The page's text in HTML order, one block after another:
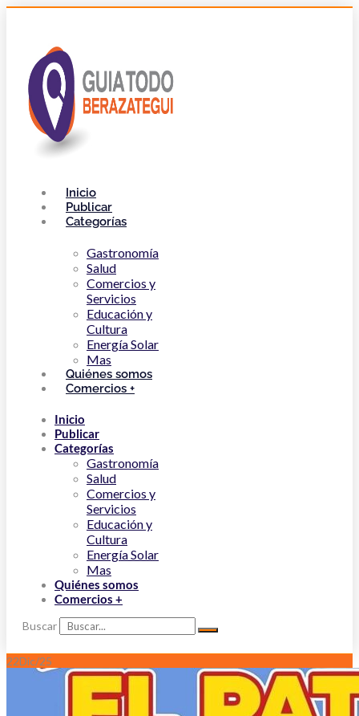
Inicio
Publicar
Categorías
Gastronomía
Salud
Comercios y
Servicios
Educación y
Cultura
Energía Solar
Mas
Quiénes somos
Comercios +
Inicio
Publicar
Categorías
Gastronomía
Salud
Comercios y
Servicios
Educación y
Cultura
Energía Solar
Mas
Quiénes somos
Comercios +
Buscar
22Dic/25